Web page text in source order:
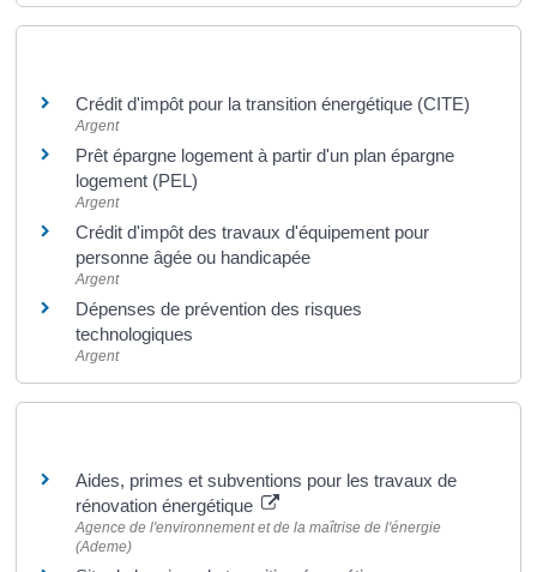
Crédit d'impôt pour la transition énergétique (CITE)
Argent
Prêt épargne logement à partir d'un plan épargne
logement (PEL)
Argent
Crédit d'impôt des travaux d'équipement pour
personne âgée ou handicapée
Argent
Dépenses de prévention des risques
technologiques
Argent
Aides, primes et subventions pour les travaux de
rénovation énergétique
Agence de l'environnement et de la maîtrise de l'énergie
(Ademe)